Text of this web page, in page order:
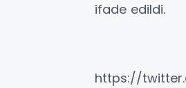
ifade edildi.
https://